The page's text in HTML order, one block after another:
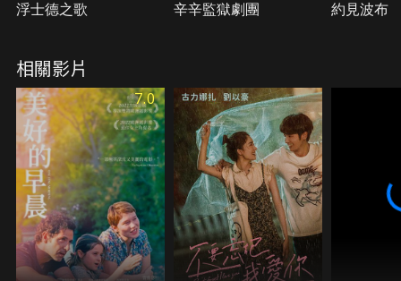
浮士德之歌 辛辛監獄劇團 約見波布
相關影片
7.0